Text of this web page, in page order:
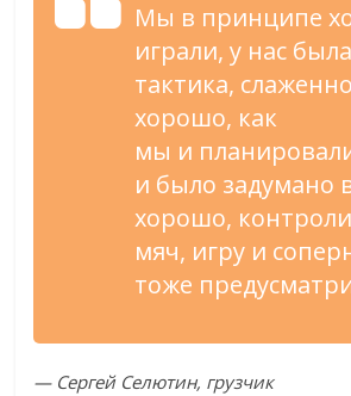
Мы в принципе
играли, у нас
тактика,
хорошо, как
мы и
и было задумано
хорошо,
мяч, игру и
тоже
— Сергей Селютин, грузчик